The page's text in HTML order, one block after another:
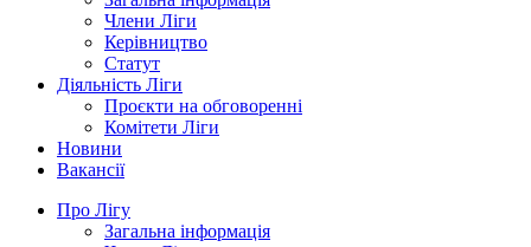
Члени Ліги
Керівництво
Статут
Діяльність Ліги
Проєкти на обговоренні
Комітети Ліги
Новини
Вакансії
Про Лігу
Загальна інформація